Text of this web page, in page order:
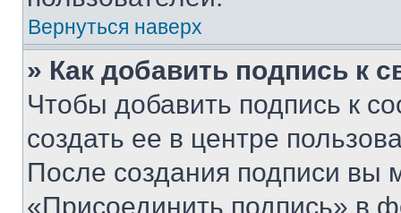
Вернуться наверх
» Как добавить подпись к
Чтобы добавить подпись к
создать ее в центре
После создания подписи вы
«Присоединить подпись» в